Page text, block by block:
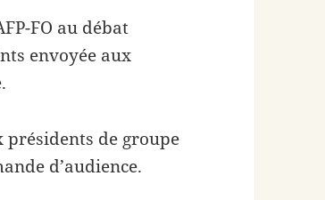
FO au débat
envoyée aux
présidents de groupe
d’audience.